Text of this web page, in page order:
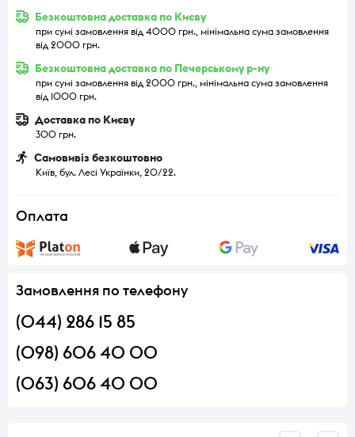
Безкоштовна доставка по Києву
при сумі замовлення від 4000 грн., мінімальна сума замовлення
від 2000 грн.
Безкоштовна доставка по Печерському р-ну
при сумі замовлення від 2000 грн., мінімальна сума замовлення
від 1000 грн.
Доставка по Києву
300 грн.
Самовивіз безкоштовно
Київ, бул. Лесі Українки, 20/22.
Оплата
Замовлення по телефону
(044) 286 15 85
(098) 606 40 00
(063) 606 40 00